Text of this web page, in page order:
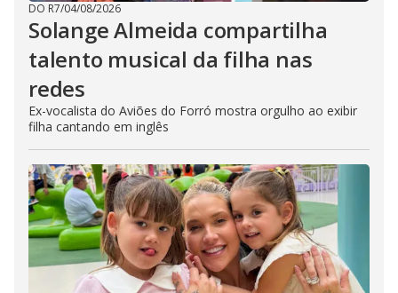
DO R7/04/08/2026
Solange Almeida compartilha
talento musical da filha nas
redes
Ex-vocalista do Aviões do Forró mostra orgulho ao exibir
filha cantando em inglês